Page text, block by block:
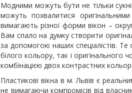
Модними можуть бути не тільки
можуть похвалитися
вимагають різної форми вікон –
Вам спало на думку створити
за допомогою наших спеціалістів.
білого кольору, так і
комбінацією двох контрастних
Пластикові вікна в м. Львів є
не вимагаючи компромісів від